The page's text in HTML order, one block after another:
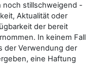
noch stillschweigend -
Aktualität oder
der bereit
In keinem Fall
der Verwendung der
eine Haftung